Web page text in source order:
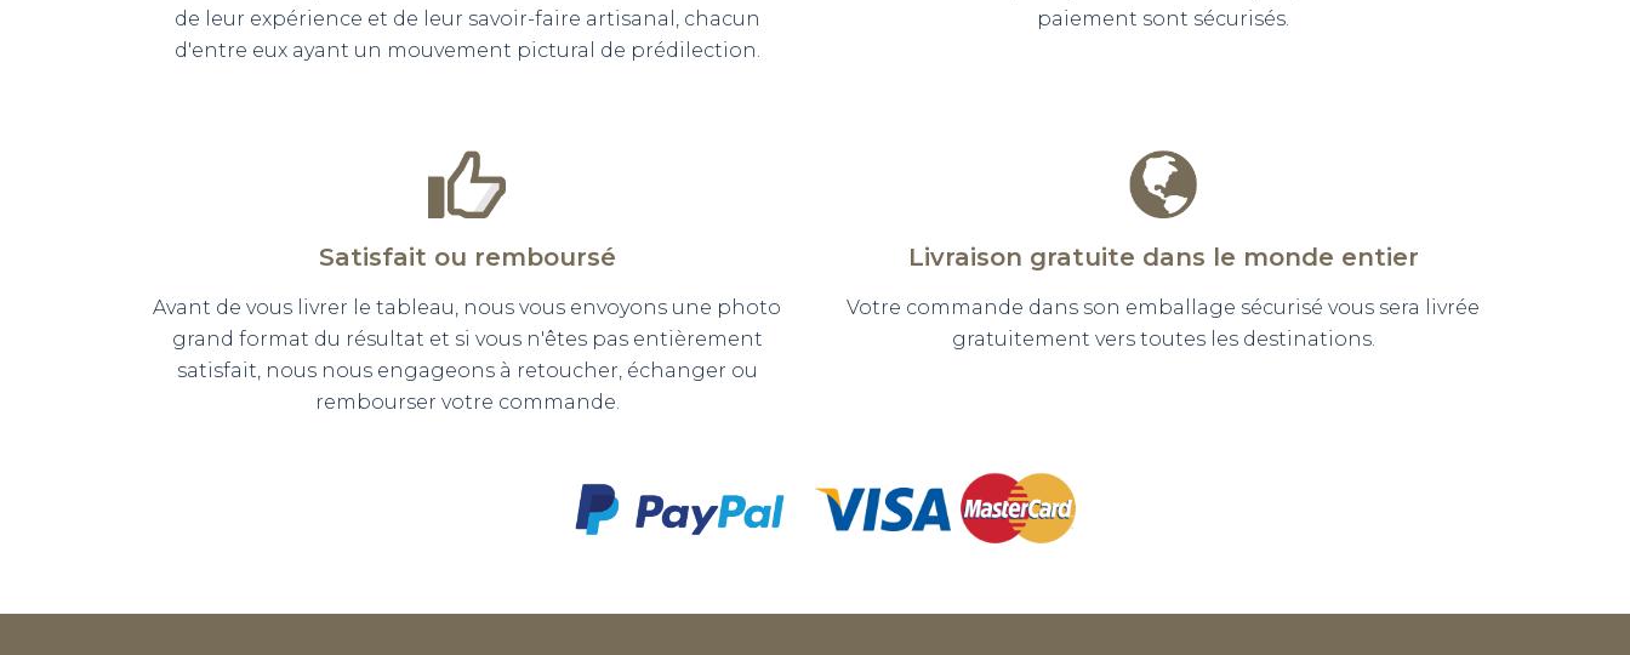
de leur expérience et de leur savoir-faire artisanal, chacun
d'entre eux ayant un mouvement pictural de prédilection.
paiement sont sécurisés.
Satisfait ou remboursé
Avant de vous livrer le tableau, nous vous envoyons une photo
grand format du résultat et si vous n'êtes pas entièrement
satisfait, nous nous engageons à retoucher, échanger ou
rembourser votre commande.
Livraison gratuite dans le monde entier
Votre commande dans son emballage sécurisé vous sera livrée
gratuitement vers toutes les destinations.